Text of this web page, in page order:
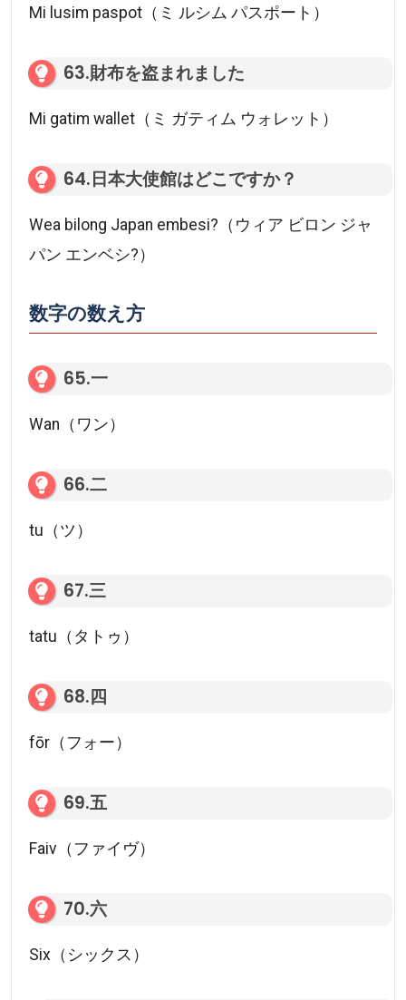
Mi lusim paspot（ミ ルシム パスポート）
63.財布を盗まれました
Mi gatim wallet（ミ ガティム ウォレット）
64.日本大使館はどこですか？
Wea bilong Japan embesi?（ウィア ビロン ジャ
パン エンベシ?）
数字の数え方
65.一
Wan（ワン）
66.二
tu（ツ）
67.三
tatu（タトゥ）
68.四
fōr（フォー）
69.五
Faiv（ファイヴ）
70.六
Six（シックス）